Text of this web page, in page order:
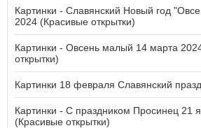
Картинки - Славянский Новый год
2024 (Красивые открытки)
Картинки - Овсень малый 14 марта
открытки)
Картинки 18 февраля Славянский
Картинки - С праздником Просинец 21
(Красивые открытки)